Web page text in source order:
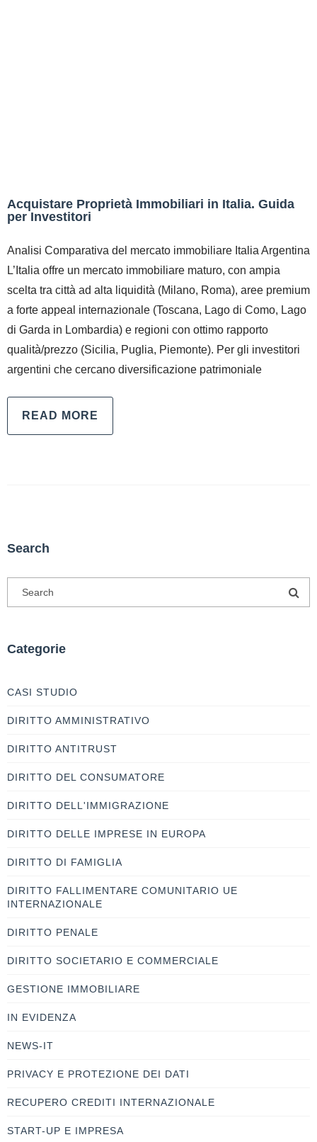
Acquistare Proprietà Immobiliari in Italia. Guida
per Investitori
Analisi Comparativa del mercato immobiliare Italia Argentina
L’Italia offre un mercato immobiliare maturo, con ampia
scelta tra città ad alta liquidità (Milano, Roma), aree premium
a forte appeal internazionale (Toscana, Lago di Como, Lago
di Garda in Lombardia) e regioni con ottimo rapporto
qualità/prezzo (Sicilia, Puglia, Piemonte). Per gli investitori
argentini che cercano diversificazione patrimoniale
READ MORE
Search
Categorie
CASI STUDIO
DIRITTO AMMINISTRATIVO
DIRITTO ANTITRUST
DIRITTO DEL CONSUMATORE
DIRITTO DELL'IMMIGRAZIONE
DIRITTO DELLE IMPRESE IN EUROPA
DIRITTO DI FAMIGLIA
DIRITTO FALLIMENTARE COMUNITARIO UE
INTERNAZIONALE
DIRITTO PENALE
DIRITTO SOCIETARIO E COMMERCIALE
GESTIONE IMMOBILIARE
IN EVIDENZA
NEWS-IT
PRIVACY E PROTEZIONE DEI DATI
RECUPERO CREDITI INTERNAZIONALE
START-UP E IMPRESA